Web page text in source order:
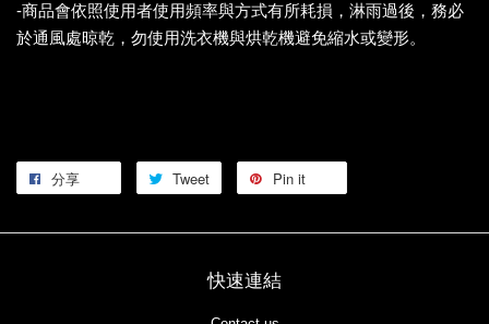
-商品會依照使用者使用頻率與方式有所耗損，淋雨過後，務必
於通風處晾乾，勿使用洗衣機與烘乾機避免縮水或變形。
分享 Tweet Pin it
快速連結